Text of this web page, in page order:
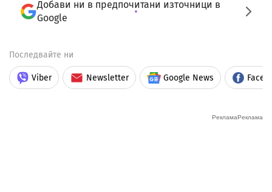
Добави ни в предпочитани източници в
Google
Последвайте ни
Viber Newsletter Google News